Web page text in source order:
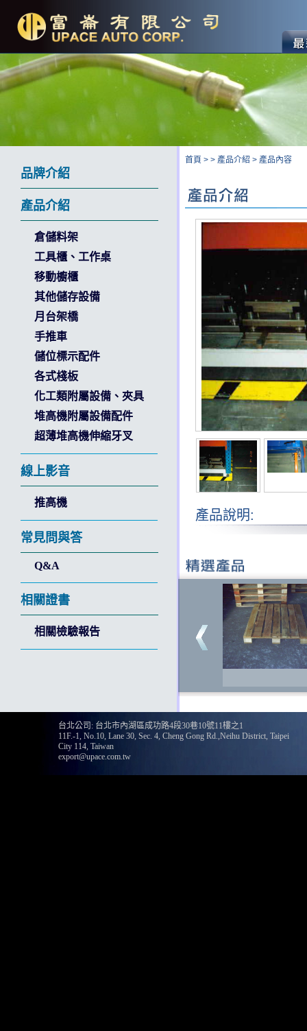
品牌介紹
產品介紹
倉儲料架
工具櫃、工作桌
移動櫥櫃
其他儲存設備
月台架橋
手推車
儲位標示配件
各式棧板
化工類附屬設備、夾具
堆高機附屬設備配件
超薄堆高機伸縮牙叉
線上影音
推高機
常見問與答
Q&A
相關證書
相關檢驗報告
首頁 > > 產品介紹 > 產品內容
產品說明:
台北公司: 台北市內湖區成功路4段30巷10號11樓之1
11F.-1, No.10, Lane 30, Sec. 4, Cheng Gong Rd.,Neihu District, Taipei
City 114, Taiwan
export@upace.com.tw